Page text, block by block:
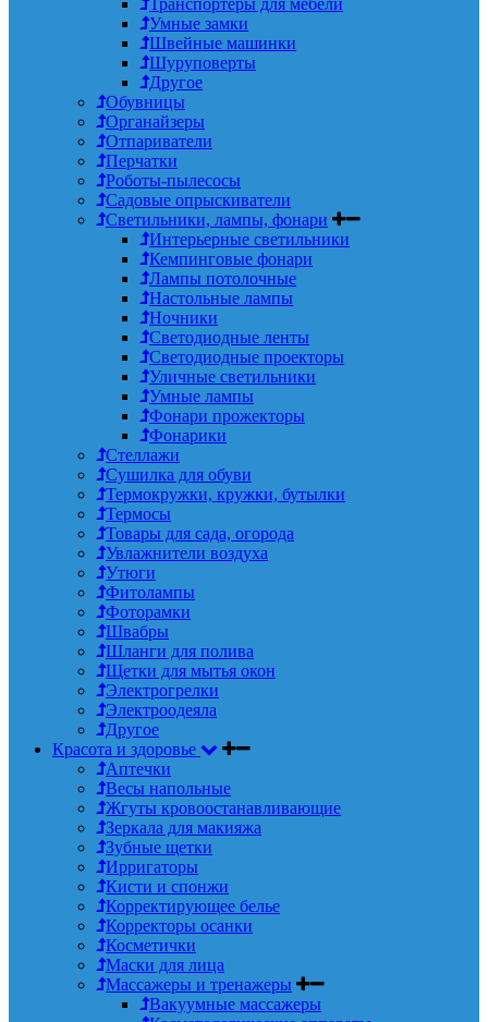
Умные замки
Швейные машинки
Шуруповерты
Другое
Обувницы
Органайзеры
Отпариватели
Перчатки
Роботы-пылесосы
Садовые опрыскиватели
Светильники, лампы, фонари
Интерьерные светильники
Кемпинговые фонари
Лампы потолочные
Настольные лампы
Ночники
Светодиодные ленты
Светодиодные проекторы
Уличные светильники
Умные лампы
Фонари прожекторы
Фонарики
Стеллажи
Сушилка для обуви
Термокружки, кружки, бутылки
Термосы
Товары для сада, огорода
Увлажнители воздуха
Утюги
Фитолампы
Фоторамки
Швабры
Шланги для полива
Щетки для мытья окон
Электрогрелки
Электроодеяла
Другое
Красота и здоровье
Аптечки
Весы напольные
Жгуты кровоостанавливающие
Зеркала для макияжа
Зубные щетки
Ирригаторы
Кисти и спонжи
Корректирующее белье
Корректоры осанки
Косметички
Маски для лица
Массажеры и тренажеры
Вакуумные массажеры